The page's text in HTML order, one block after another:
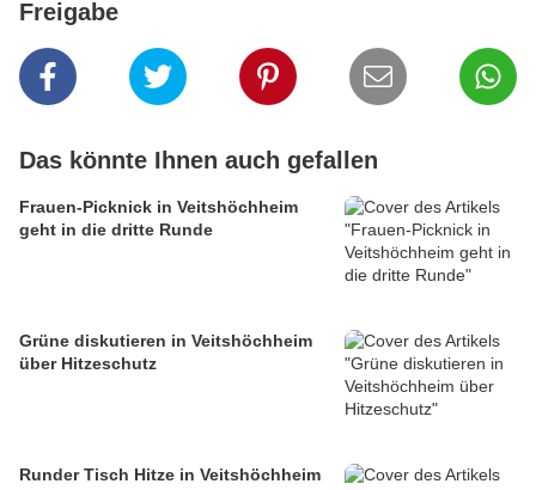
Freigabe
Das könnte Ihnen auch gefallen
Frauen-Picknick in Veitshöchheim
geht in die dritte Runde
Grüne diskutieren in Veitshöchheim
über Hitzeschutz
Runder Tisch Hitze in Veitshöchheim